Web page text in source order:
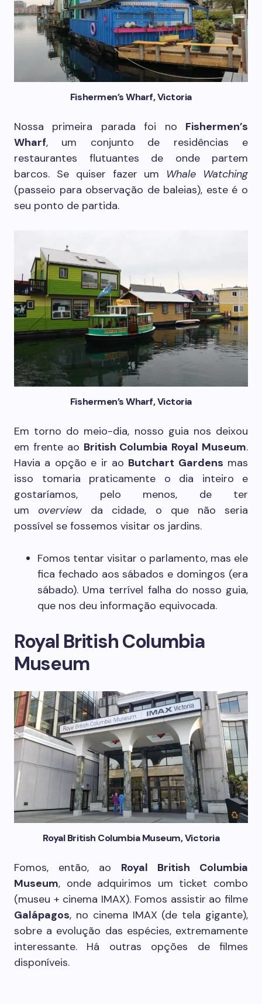
Fishermen’s Wharf, Victoria
Nossa primeira parada foi no Fishermen’s
Wharf, um conjunto de residências e
restaurantes flutuantes de onde partem
barcos. Se quiser fazer um Whale Watching
(passeio para observação de baleias), este é o
seu ponto de partida.
Fishermen’s Wharf, Victoria
Em torno do meio-dia, nosso guia nos deixou
em frente ao British Columbia Royal Museum.
Havia a opção e ir ao Butchart Gardens mas
isso tomaria praticamente o dia inteiro e
gostaríamos, pelo menos, de ter
umoverview da cidade, o que não seria
possível se fossemos visitar os jardins.
Fomos tentar visitar o parlamento, mas ele
fica fechado aos sábados e domingos (era
sábado). Uma terrível falha do nosso guia,
que nos deu informação equivocada.
Royal British Columbia
Museum
Royal British Columbia Museum, Victoria
Fomos, então, ao Royal British Columbia
Museum, onde adquirimos um ticket combo
(museu + cinema IMAX). Fomos assistir ao filme
Galápagos, no cinema IMAX (de tela gigante),
sobre a evolução das espécies, extremamente
interessante. Há outras opções de filmes
disponíveis.